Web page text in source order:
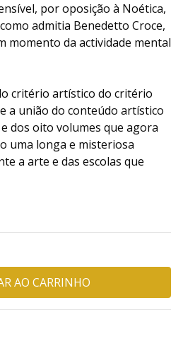
por oposição à Noética,
admitia Benedetto Croce,
da actividade mental
critério artístico do critério
a união do conteúdo artístico
dos oito volumes que agora
uma longa e misteriosa
a arte e das escolas que